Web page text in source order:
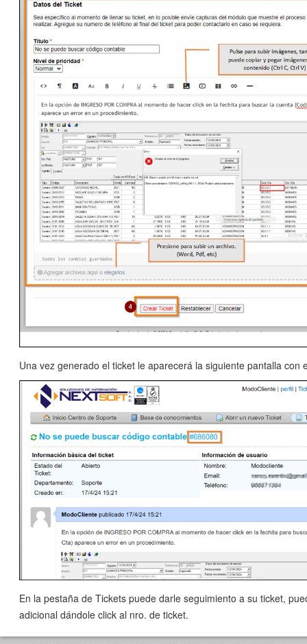
Una vez generado el ticket le aparecerá la siguiente pantalla con
En la pestaña de Tickets puede darle seguimiento a su ticket,
adicional dándole click al nro. de ticket.